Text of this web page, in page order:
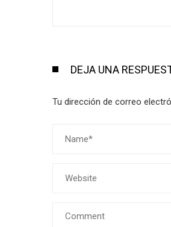
DEJA UNA
Tu dirección de correo